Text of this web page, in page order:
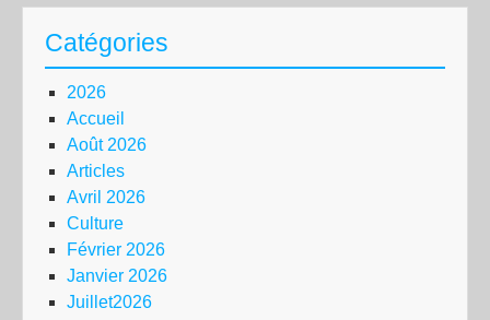
Catégories
2026
Accueil
Août 2026
Articles
Avril 2026
Culture
Février 2026
Janvier 2026
Juillet2026